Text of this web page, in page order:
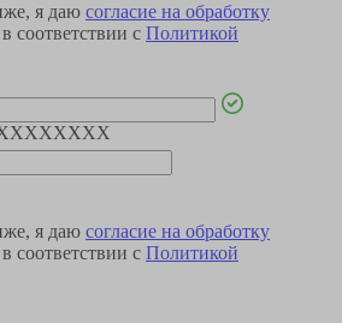
я даю согласие на обработку
в соответствии с Политикой
я даю согласие на обработку
в соответствии с Политикой